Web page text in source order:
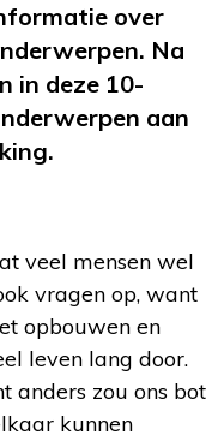
over
Na
in deze 10-
aan
veel mensen wel
vragen op, want
opbouwen en
leven lang door.
anders zou ons bot
kunnen